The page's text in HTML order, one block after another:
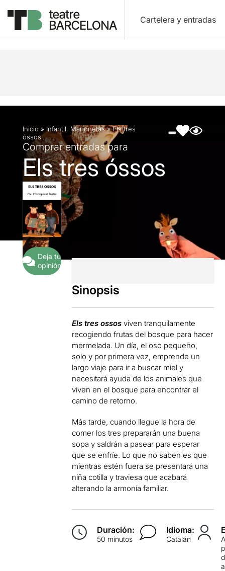
Cartelera y entradas
Descripción Ficha artística Fotos y vídeos
Inicio » Infantil, Marionetas»Els tres
óssos
Comprar entradas para
Els tres óssos
Deja tu
opinión
Sinopsis
Els tres ossos viven tranquilamente
recogiendo frutas del bosque para hacer
mermelada. Un día, el oso pequeño,
solo y por primera vez, emprende un
largo viaje para ir a buscar miel y
necesitará ayuda de los animales que
viven en el bosque para encontrar el
camino de retorno.
Más tarde, cuando llegue la hora de
comer los tres prepararán una buena
sopa y saldrán a pasear para esperar
que se enfríe. Lo que no saben es que
mientras estén fuera se presentará una
niña cotilla y traviesa que acabará
alterando la armonía familiar.
Duración:
50 minutos
Idioma:
Catalán